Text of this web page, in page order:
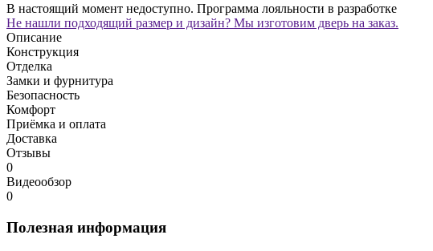
В настоящий момент недоступно. Программа лояльности в разработке
Не нашли подходящий размер и дизайн? Мы изготовим дверь на заказ.
Описание
Конструкция
Отделка
Замки и фурнитура
Безопасность
Комфорт
Приёмка и оплата
Доставка
Отзывы
0
Видеообзор
0
Полезная информация